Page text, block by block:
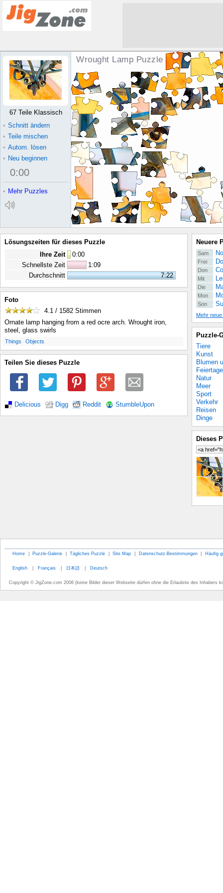
Wrought Lamp Puzzle
67 Teile Klassisch
• Schnitt ändern
• Teile mischen
• Autom. lösen
• Neu beginnen
0:00
• Mehr Puzzles
Lösungszeiten für dieses Puzzle
Ihre Zeit
0:00
Schnellste Zeit
1:09
Durchschnitt
7:22
Foto
4.1 / 1582 Stimmen
Ornate lamp hanging from a red ocre arch. Wrought iron,
steel, glass swirls
Things Objects
Teilen Sie dieses Puzzle
Delicious Digg Reddit StumbleUpon
Neuere
Sam
Frei
Don
Mit
Die
Mon
Son
Mehr
Puzzle-
Tiere
Kunst
Blumen
Feiertage
Natur
Meer
Sport
Verkehr
Reisen
Dinge
Dieses
Home | Puzzle-Galerie | Tägliches Puzzle | Site Map | Datenschutz-Bestimmungen | Häufig
English | Français | 日本語 | Deutsch
Copyright © JigZone.com 2006 (keine Bilder dieser Webseite dürfen ohne die Erlaubnis des Inhabers